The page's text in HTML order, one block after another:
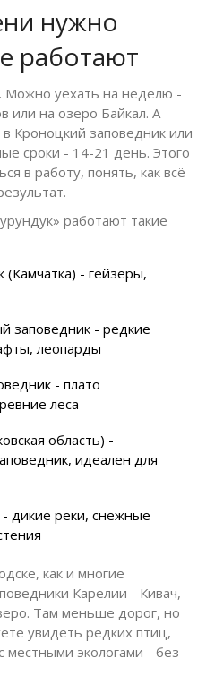
нужно
работают
уехать на неделю -
или на озеро Байкал. А
Кроноцкий заповедник или
сроки - 14-21 день. Этого
в работу, понять, как всё
работают такие
(Камчатка) - гейзеры,
заповедник - редкие
леопарды
- плато
леса
область) -
идеален для
- дикие реки, снежные
как и многие
Карелии - Кивач,
Там меньше дорог, но
увидеть редких птиц,
местными экологами - без